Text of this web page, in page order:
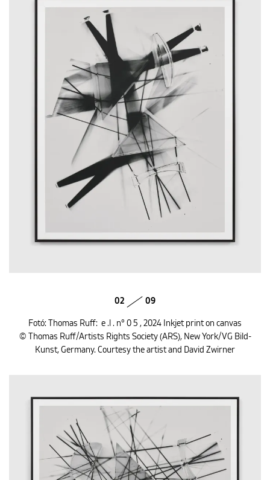
02 09
Fotó: Thomas Ruff: e .l . n° 0 5 , 2024 Inkjet print on canvas
© Thomas Ruff/Artists Rights Society (ARS), New York/VG Bild-
Kunst, Germany. Courtesy the artist and David Zwirner